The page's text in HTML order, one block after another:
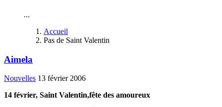
...
Accueil
Pas de Saint Valentin
Aimela
Nouvelles 13 février 2006
14 février, Saint Valentin,fête des amoureux